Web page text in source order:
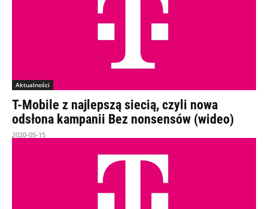
Aktualności
T-Mobile z najlepszą siecią, czyli nowa
odsłona kampanii Bez nonsensów (wideo)
2020-05-15